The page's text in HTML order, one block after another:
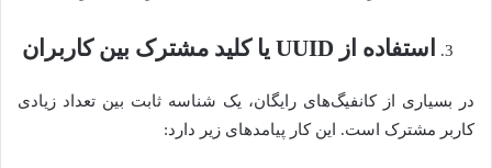
استفاده از یا کلید مشترک بین کاربران
در بسیاری از کانفیگ‌های رایگان، یک شناسه ثابت بین تعداد زیادی
کاربر مشترک است. این کار پیامدهای زیر دارد: